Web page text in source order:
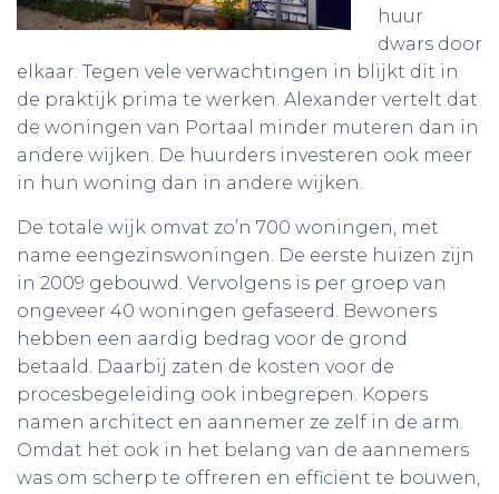
huur
dwars door
elkaar. Tegen vele verwachtingen in blijkt dit in
de praktijk prima te werken. Alexander vertelt dat
de woningen van Portaal minder muteren dan in
andere wijken. De huurders investeren ook meer
in hun woning dan in andere wijken.
De totale wijk omvat zo’n 700 woningen, met
name eengezinswoningen. De eerste huizen zijn
in 2009 gebouwd. Vervolgens is per groep van
ongeveer 40 woningen gefaseerd. Bewoners
hebben een aardig bedrag voor de grond
betaald. Daarbij zaten de kosten voor de
procesbegeleiding ook inbegrepen. Kopers
namen architect en aannemer ze zelf in de arm.
Omdat het ook in het belang van de aannemers
was om scherp te offreren en efficiënt te bouwen,